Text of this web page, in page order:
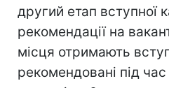
другий етап вступної
рекомендації на
місця отримають
рекомендовані під